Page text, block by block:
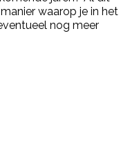
waarop je in het
nog meer